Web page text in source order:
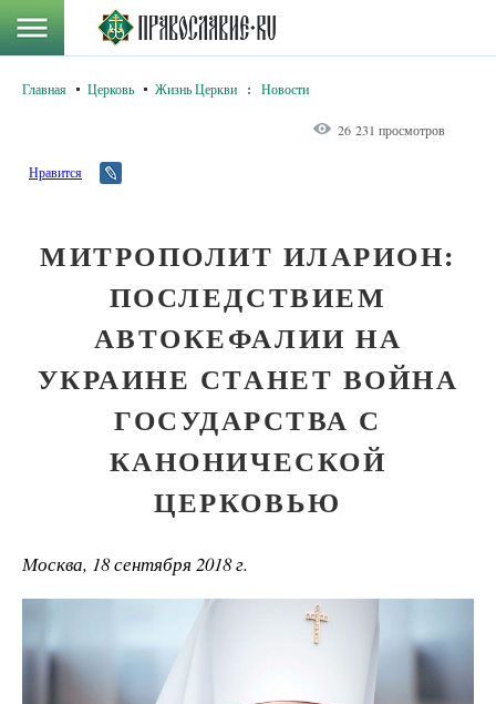
Главная Церковь Жизнь Церкви : Новости
26 231 просмотров
Нравится
МИТРОПОЛИТ ИЛАРИОН:
ПОСЛЕДСТВИЕМ
АВТОКЕФАЛИИ НА
УКРАИНЕ СТАНЕТ ВОЙНА
ГОСУДАРСТВА С
КАНОНИЧЕСКОЙ
ЦЕРКОВЬЮ
Москва, 18 сентября 2018 г.